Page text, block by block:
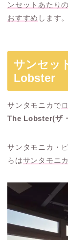
ンセットあたり
おすすめ します
サンセッ
Lobster
サンタモニカで
The Lobster(ザ
サンタモニカ・
らはサンタモニ